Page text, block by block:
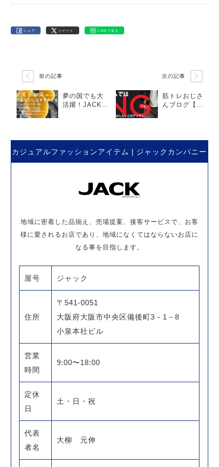
シェア ツイート LINEで送る
前の記事
夢の国でも大
活躍！JACKの
次の記事
筋トレおじさ
んブログ【抜
ンツ！
カジュアルファッションアイテム | ジャックカンパニー
地域に密着した品揃え、売場提案、接客サービスで、お客
様に愛されるお店であり、地域になくてはならないお店に
なる事を目指します。
屋号 ジャック
住所
〒541-0051
大阪府大阪市中央区備後町3－1－8
小泉本社ビル
営業
時間
9:00〜18:00
定休
日
土・日・祝
代表
者名
大柳 元伸